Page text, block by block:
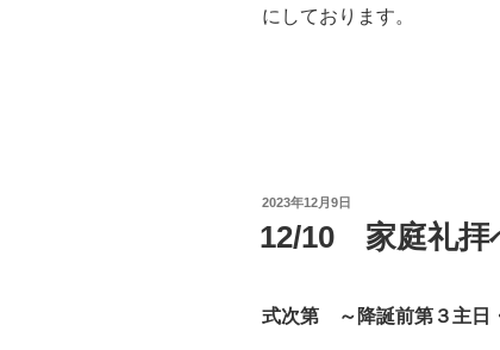
にしております。
投
2023年12月9日
12/10 家庭礼拝
式次第 ～降誕前第３主日